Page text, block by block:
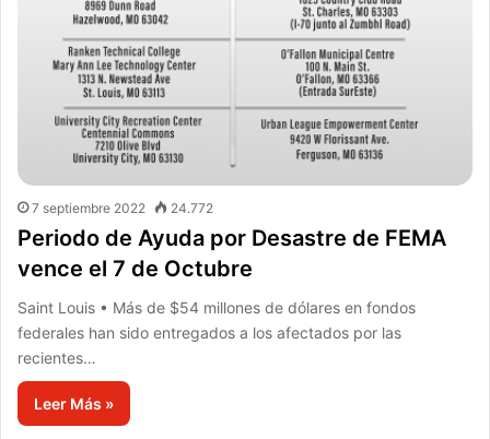
7 septiembre 2022 24.772
Periodo de Ayuda por Desastre de FEMA
vence el 7 de Octubre
Saint Louis • Más de $54 millones de dólares en fondos
federales han sido entregados a los afectados por las
recientes…
Leer Más »